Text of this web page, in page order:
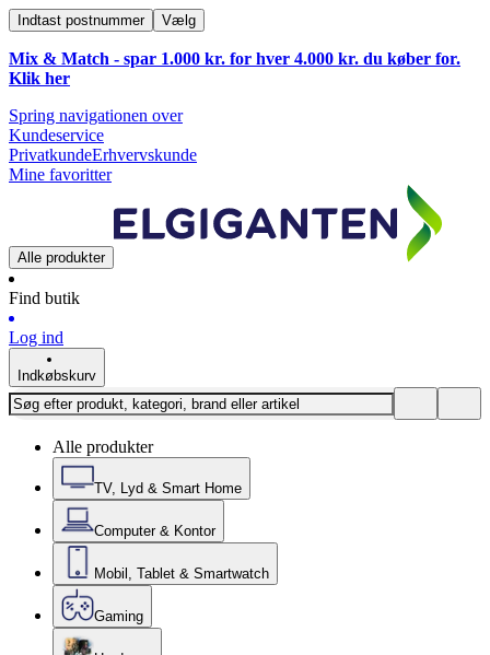
Indtast postnummer Vælg
Mix & Match - spar 1.000 kr. for hver 4.000 kr. du køber for.
Klik her
Spring navigationen over
Kundeservice
PrivatkundeErhvervskunde
Mine favoritter
Alle produkter
Find butik
Log ind
Indkøbskurv
Alle produkter
TV, Lyd & Smart Home
Computer & Kontor
Mobil, Tablet & Smartwatch
Gaming